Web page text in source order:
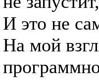
И это не
На мой